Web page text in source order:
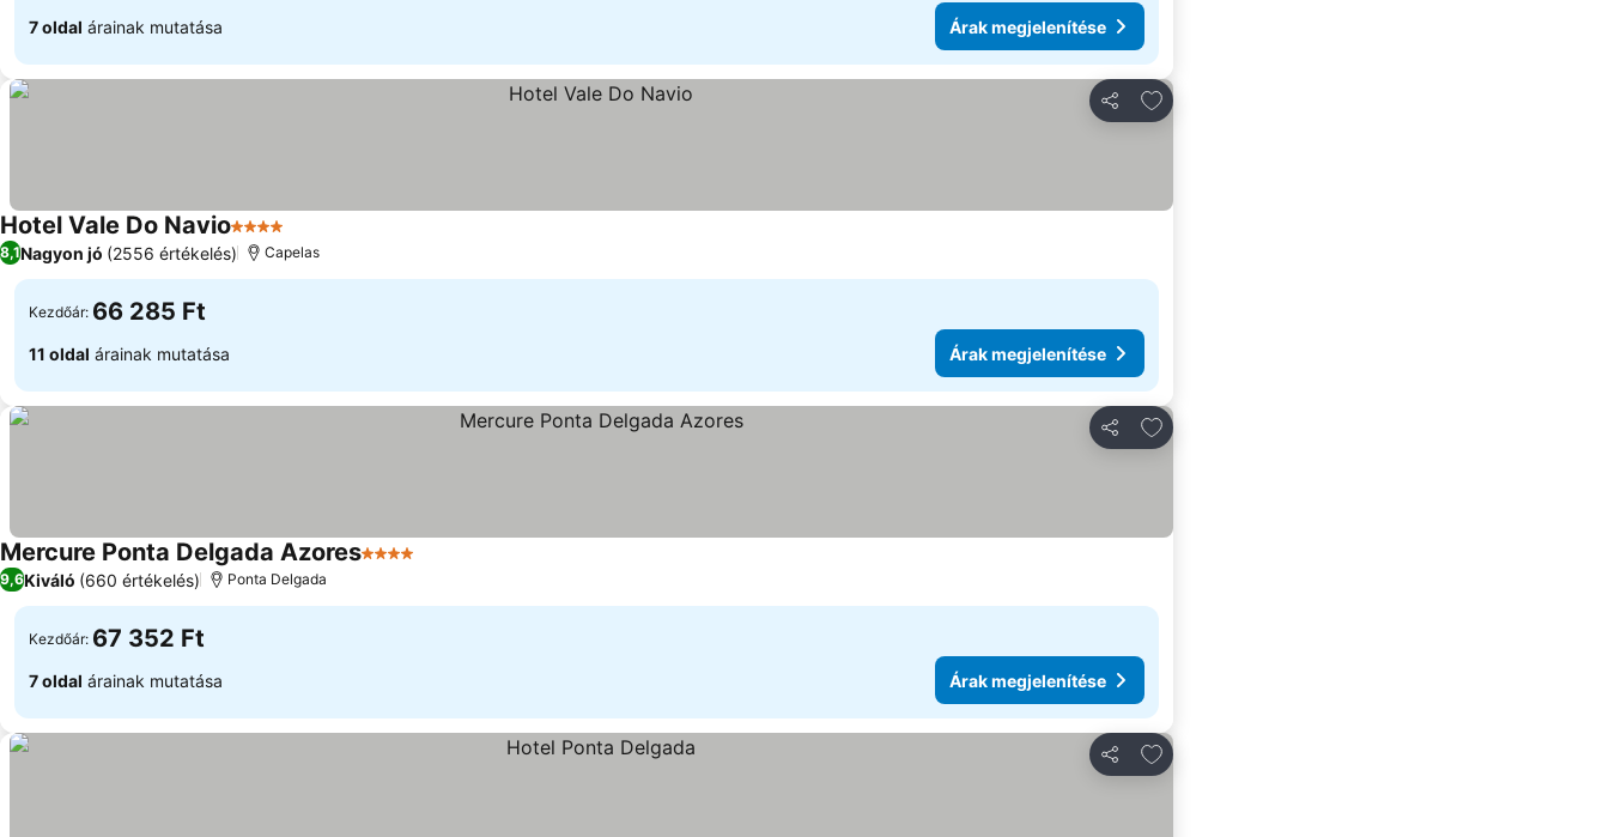
7 oldal árainak mutatása Árak megjelenítése
Megosztás
Hozzáadás a kedvencekhez
Hotel Vale Do Navio4 Kategória
8,1Nagyon jó (2556 értékelés) Capelas
Kezdőár: 66 285 Ft
11 oldal árainak mutatása Árak megjelenítése
Megosztás
Hozzáadás a kedvencekhez
Mercure Ponta Delgada Azores4 Kategória
9,6Kiváló (660 értékelés) Ponta Delgada
Kezdőár: 67 352 Ft
7 oldal árainak mutatása Árak megjelenítése
Megosztás
Hozzáadás a kedvencekhez